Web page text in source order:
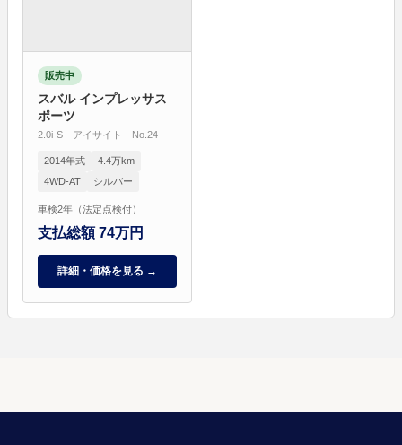
販売中
スバル インプレッサス
ポーツ
2.0i-S アイサイト No.24
2014年式
4.4万km
4WD-AT
シルバー
車検2年（法定点検付）
支払総額 74万円
詳細・価格を見る →